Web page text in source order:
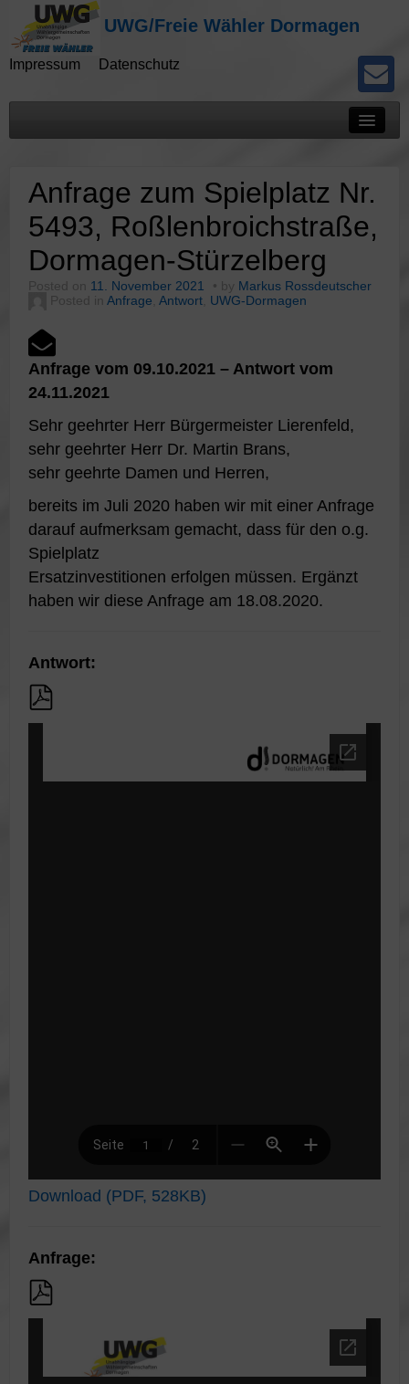
UWG/Freie Wähler Dormagen
Impressum Datenschutz
Presseberichte
Kommunalwahlen
Potokolle
Anfrage zum Spielplatz Nr.
5493, Roßlenbroichstraße,
Dormagen-Stürzelberg
Posted on 11. November 2021 by Markus Rossdeutscher
Posted in Anfrage Antwort UWG-Dormagen
Anfrage vom 09.10.2021 – Antwort vom
24.11.2021
Sehr geehrter Herr Bürgermeister Lierenfeld,
sehr geehrter Herr Dr. Martin Brans,
sehr geehrte Damen und Herren,
bereits im Juli 2020 haben wir mit einer Anfrage
darauf aufmerksam gemacht, dass für den o.g.
Spielplatz
Ersatzinvestitionen erfolgen müssen. Ergänzt
haben wir diese Anfrage am 18.08.2020.
Antwort:
Download (PDF, 528KB)
Anfrage: